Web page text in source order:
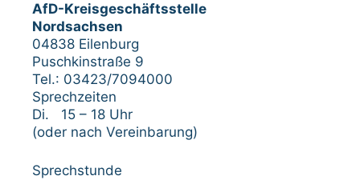
AfD-Kreisgeschäftsstelle
Nordsachsen
04838 Eilenburg
Puschkinstraße 9
Tel.: 03423/7094000
Sprechzeiten
Di. 15 – 18 Uhr
(oder nach Vereinbarung)
Sprechstunde